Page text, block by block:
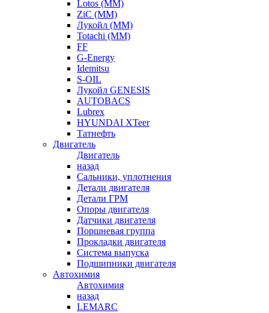
Lotos (ММ)
ZiC (ММ)
Лукойл (ММ)
Totachi (MM)
FF
G-Energy
Idemitsu
S-OIL
Лукойл GENESIS
AUTOBACS
Lubrex
HYUNDAI XTeer
Татнефть
Двигатель
Двигатель
назад
Сальники, уплотнения
Детали двигателя
Детали ГРМ
Опоры двигателя
Датчики двигателя
Поршневая группа
Прокладки двигателя
Система выпуска
Подшипники двигателя
Автохимия
Автохимия
назад
LEMARC